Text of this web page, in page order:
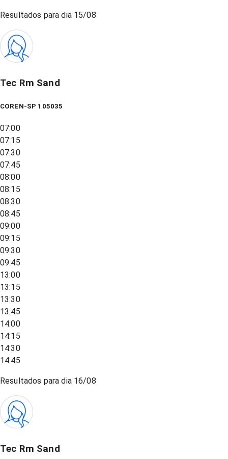
Resultados para dia 15/08
Tec Rm Sand
COREN-SP 105035
07:00
07:15
07:30
07:45
08:00
08:15
08:30
08:45
09:00
09:15
09:30
09:45
13:00
13:15
13:30
13:45
14:00
14:15
14:30
14:45
Resultados para dia 16/08
Tec Rm Sand